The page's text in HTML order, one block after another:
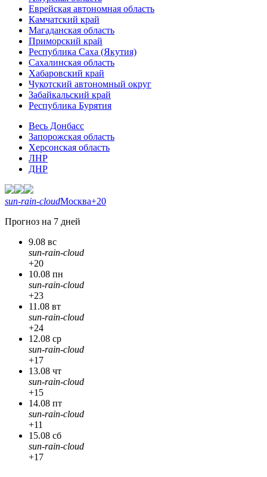
Еврейская автономная область
Камчатский край
Магаданская область
Приморский край
Республика Саха (Якутия)
Сахалинская область
Хабаровский край
Чукотский автономный округ
Забайкальский край
Республика Бурятия
Весь Донбасс
Запорожская область
Херсонская область
ЛНР
ДНР
sun-rain-cloudМосква+20
Прогноз на 7 дней
9.08 вс
sun-rain-cloud
+20
10.08 пн
sun-rain-cloud
+23
11.08 вт
sun-rain-cloud
+24
12.08 ср
sun-rain-cloud
+17
13.08 чт
sun-rain-cloud
+15
14.08 пт
sun-rain-cloud
+11
15.08 сб
sun-rain-cloud
+17